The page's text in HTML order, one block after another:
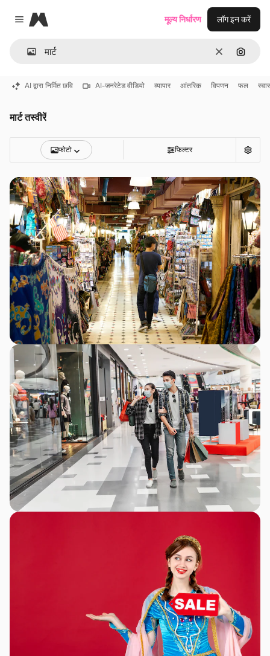
Close menu
Magnific
साफ़ इमेज से
मूल्य निर्धारण लॉग इन करें
AI द्वारा निर्मित छवि AI-जनरेटेड वीडियो व्यापार आंतरिक विपणन फल
मार्ट तस्वीरें
फोटो फ़िल्टर